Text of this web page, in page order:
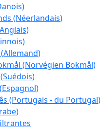
)
(Néerlandais)
Anglais)
)
(Allemand)
(Norvégien Bokmål)
(Suédois)
(Espagnol)
(Portugais - du Portugal)
)